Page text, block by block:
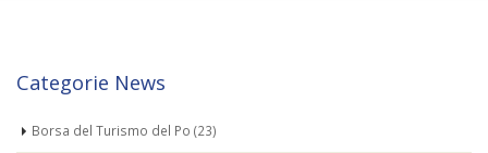
Categorie News
Borsa del Turismo del Po (23)